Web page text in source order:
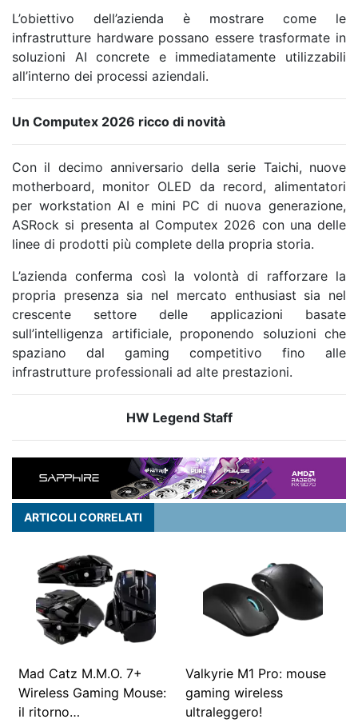
L’obiettivo dell’azienda è mostrare come le
infrastrutture hardware possano essere trasformate in
soluzioni AI concrete e immediatamente utilizzabili
all’interno dei processi aziendali.
Un Computex 2026 ricco di novità
Con il decimo anniversario della serie Taichi, nuove
motherboard, monitor OLED da record, alimentatori
per workstation AI e mini PC di nuova generazione,
ASRock si presenta al Computex 2026 con una delle
linee di prodotti più complete della propria storia.
L’azienda conferma così la volontà di rafforzare la
propria presenza sia nel mercato enthusiast sia nel
crescente settore delle applicazioni basate
sull’intelligenza artificiale, proponendo soluzioni che
spaziano dal gaming competitivo fino alle
infrastrutture professionali ad alte prestazioni.
HW Legend Staff
ARTICOLI CORRELATI
Mad Catz M.M.O. 7+
Wireless Gaming Mouse:
il ritorno…
Valkyrie M1 Pro: mouse
gaming wireless
ultraleggero!